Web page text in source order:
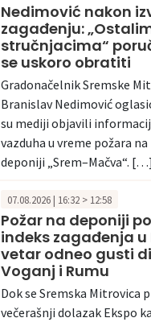
Nedimović nakon
zagađenju:
stručnjacima“
se uskoro obratiti
Gradonačelnik Sremske
Branislav Nedimović
su mediji objavili
vazduha u vreme požara
deponiji „Srem–Mačva“. […]
07.08.2026 | 16:32 > 12:58
Požar na deponiji
indeks zagađenja
vetar odneo gusti
Voganj i Rumu
Dok se Sremska Mitrovica
večerašnji dolazak Ekspo